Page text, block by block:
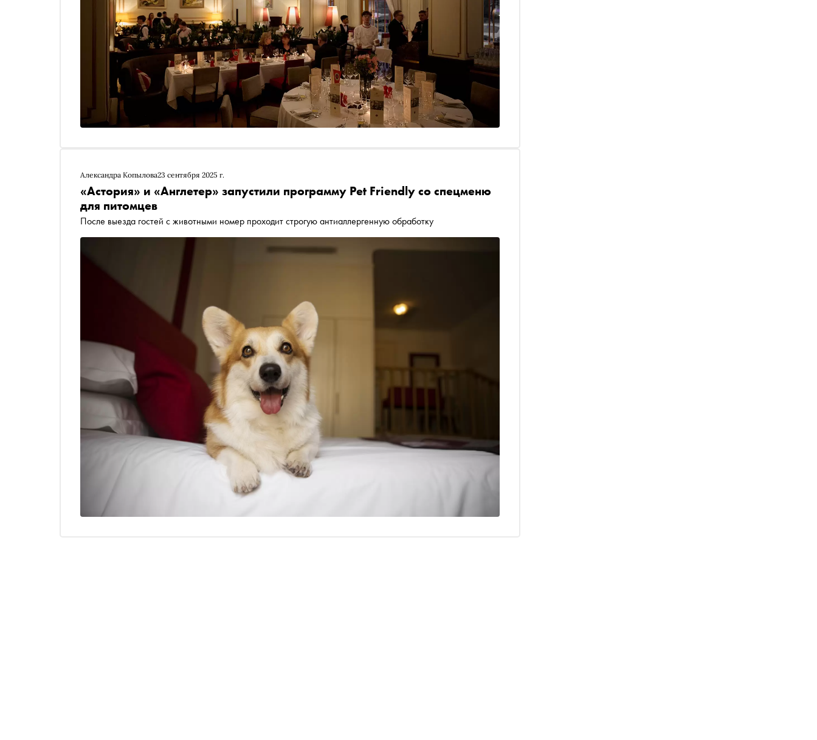
Александра Копылова23 сентября 2025 г.
«Астория» и «Англетер» запустили программу Pet Friendly со спецменю
для питомцев
После выезда гостей с животными номер проходит строгую антиаллергенную обработку